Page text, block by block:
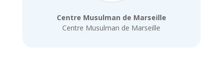
Centre Musulman de Marseille
Centre Musulman de Marseille